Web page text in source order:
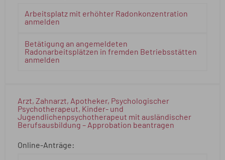
Arbeitsplatz mit erhöhter Radonkonzentration
anmelden
Betätigung an angemeldeten
Radonarbeitsplätzen in fremden Betriebsstätten
anmelden
Arzt, Zahnarzt, Apotheker, Psychologischer
Psychotherapeut, Kinder- und
Jugendlichenpsychotherapeut mit ausländischer
Berufsausbildung – Approbation beantragen
Online-Anträge: